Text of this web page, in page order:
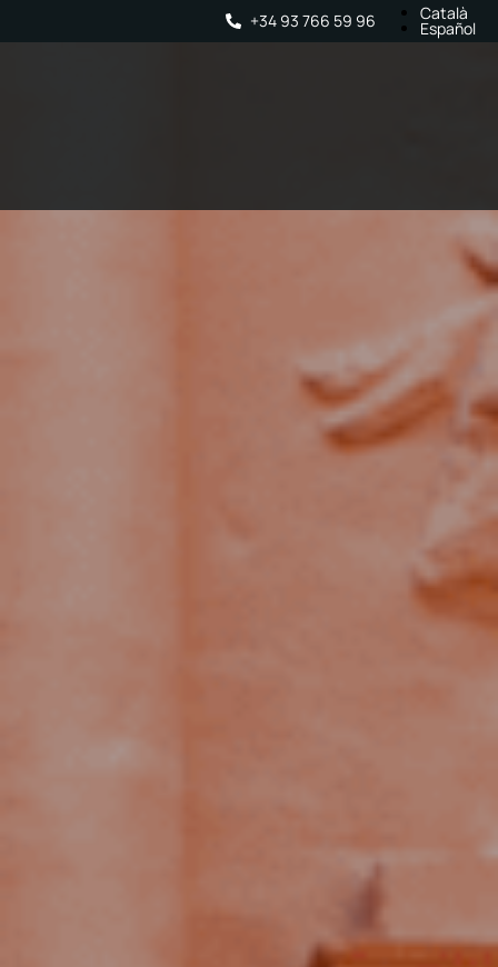
+34 93 766 59 96 Català
Español